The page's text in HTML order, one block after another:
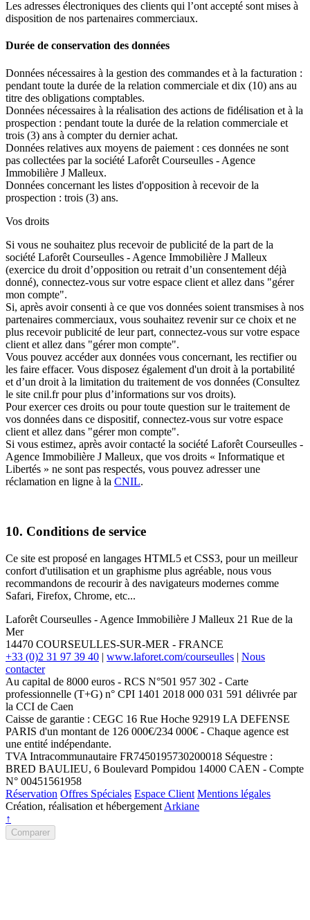
Les adresses électroniques des clients qui l’ont accepté sont mises à
disposition de nos partenaires commerciaux.
Durée de conservation des données
Données nécessaires à la gestion des commandes et à la facturation :
pendant toute la durée de la relation commerciale et dix (10) ans au
titre des obligations comptables.
Données nécessaires à la réalisation des actions de fidélisation et à la
prospection : pendant toute la durée de la relation commerciale et
trois (3) ans à compter du dernier achat.
Données relatives aux moyens de paiement : ces données ne sont
pas collectées par la société Laforêt Courseulles - Agence
Immobilière J Malleux.
Données concernant les listes d'opposition à recevoir de la
prospection : trois (3) ans.
Vos droits
Si vous ne souhaitez plus recevoir de publicité de la part de la
société Laforêt Courseulles - Agence Immobilière J Malleux
(exercice du droit d’opposition ou retrait d’un consentement déjà
donné), connectez-vous sur votre espace client et allez dans "gérer
mon compte".
Si, après avoir consenti à ce que vos données soient transmises à nos
partenaires commerciaux, vous souhaitez revenir sur ce choix et ne
plus recevoir publicité de leur part, connectez-vous sur votre espace
client et allez dans "gérer mon compte".
Vous pouvez accéder aux données vous concernant, les rectifier ou
les faire effacer. Vous disposez également d'un droit à la portabilité
et d’un droit à la limitation du traitement de vos données (Consultez
le site cnil.fr pour plus d’informations sur vos droits).
Pour exercer ces droits ou pour toute question sur le traitement de
vos données dans ce dispositif, connectez-vous sur votre espace
client et allez dans "gérer mon compte".
Si vous estimez, après avoir contacté la société Laforêt Courseulles -
Agence Immobilière J Malleux, que vos droits « Informatique et
Libertés » ne sont pas respectés, vous pouvez adresser une
réclamation en ligne à la CNIL.
10. Conditions de service
Ce site est proposé en langages HTML5 et CSS3, pour un meilleur
confort d'utilisation et un graphisme plus agréable, nous vous
recommandons de recourir à des navigateurs modernes comme
Safari, Firefox, Chrome, etc...
Laforêt Courseulles - Agence Immobilière J Malleux 21 Rue de la
Mer
14470 COURSEULLES-SUR-MER - FRANCE
+33 (0)2 31 97 39 40 | www.laforet.com/courseulles | Nous
contacter
Au capital de 8000 euros - RCS N°501 957 302 - Carte
professionnelle (T+G) n° CPI 1401 2018 000 031 591 délivrée par
la CCI de Caen
Caisse de garantie : CEGC 16 Rue Hoche 92919 LA DEFENSE
PARIS d'un montant de 126 000€/234 000€ - Chaque agence est
une entité indépendante.
TVA Intracommunautaire FR7450195730200018 Séquestre :
BRED BAULIEU, 6 Boulevard Pompidou 14000 CAEN - Compte
N° 00451561958
Réservation Offres Spéciales Espace Client Mentions légales
Création, réalisation et hébergement Arkiane
↑
Comparer